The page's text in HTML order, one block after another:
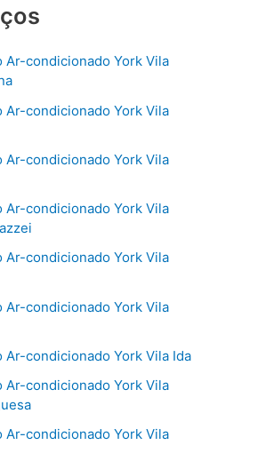
Ar-condicionado York Vila
Ar-condicionado York Vila
Ar-condicionado York Vila
Ar-condicionado York Vila
Ar-condicionado York Vila
Ar-condicionado York Vila
Ar-condicionado York Vila Ida
Ar-condicionado York Vila
Ar-condicionado York Vila